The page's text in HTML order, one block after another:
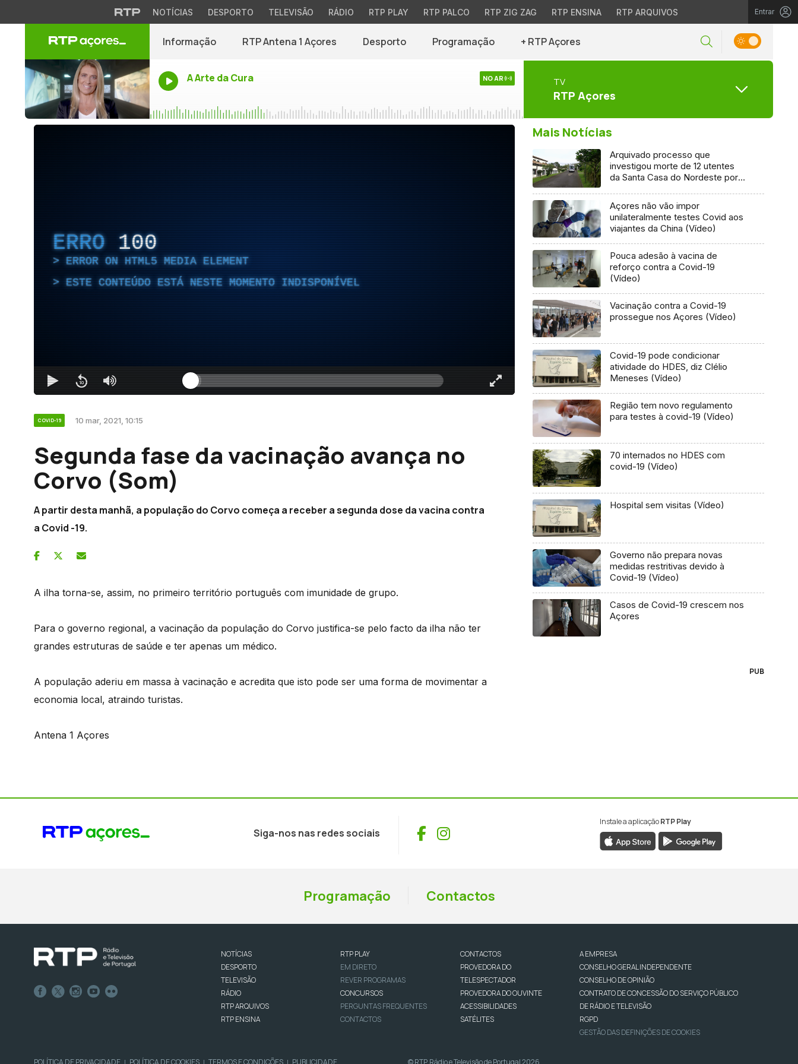
NOTÍCIAS DESPORTO TELEVISÃO RÁDIO RTP PLAY RTP PALCO RTP ZIG ZAG RTP ENSINA RTP ARQUIVOS Entrar
Informação RTP Antena 1 Açores Desporto Programação + RTP Açores
A Arte da Cura NO AR TV
RTP Açores
ERRO 100
ERROR ON HTML5 MEDIA ELEMENT
ESTE CONTEÚDO ESTÁ NESTE MOMENTO INDISPONÍVEL
COVID-19 10 mar, 2021, 10:15
Segunda fase da vacinação avança no
Corvo (Som)
A partir desta manhã, a população do Corvo começa a receber a segunda dose da vacina contra
a Covid -19.
A ilha torna-se, assim, no primeiro território português com imunidade de grupo.
Para o governo regional, a vacinação da população do Corvo justifica-se pelo facto da ilha não ter
grandes estruturas de saúde e ter apenas um médico.
A população aderiu em massa à vacinação e acredita que isto pode ser uma forma de movimentar a
economia local, atraindo turistas.
Antena 1 Açores
Mais Notícias
Arquivado processo que
investigou morte de 12 utentes
da Santa Casa do Nordeste por
Açores não vão impor
unilateralmente testes Covid aos
viajantes da China (Vídeo)
Pouca adesão à vacina de
reforço contra a Covid-19
(Vídeo)
Vacinação contra a Covid-19
prossegue nos Açores (Vídeo)
Covid-19 pode condicionar
atividade do HDES, diz Clélio
Meneses (Vídeo)
Região tem novo regulamento
para testes à covid-19 (Vídeo)
70 internados no HDES com
covid-19 (Vídeo)
Hospital sem visitas (Vídeo)
Governo não prepara novas
medidas restritivas devido à
Covid-19 (Vídeo)
Casos de Covid-19 crescem nos
Açores
PUB
Siga-nos nas redes sociais Facebook
Instagram
Instale a aplicaçãoRTP Play
Programação Contactos
NOTÍCIAS
DESPORTO
TELEVISÃO
RÁDIO
RTP ARQUIVOS
RTP ENSINA
RTP PLAY
EM DIRETO
REVER PROGRAMAS
CONCURSOS
PERGUNTAS FREQUENTES
CONTACTOS
CONTACTOS
PROVEDORA DO
TELESPECTADOR
PROVEDORA DO OUVINTE
ACESSIBILIDADES
SATÉLITES
A EMPRESA
CONSELHO GERAL INDEPENDENTE
CONSELHO DE OPINIÃO
CONTRATO DE CONCESSÃO DO SERVIÇO PÚBLICO
DE RÁDIO E TELEVISÃO
RGPD
GESTÃO DAS DEFINIÇÕES DE COOKIES
POLÍTICA DE PRIVACIDADE | POLÍTICA DE COOKIES | TERMOS E CONDIÇÕES | PUBLICIDADE © RTP, Rádio e Televisão de Portugal 2026